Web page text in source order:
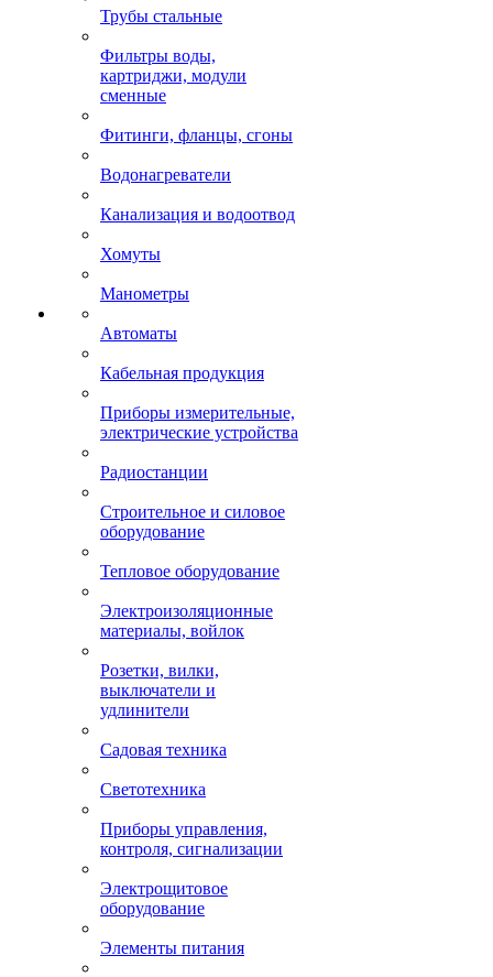
Трубы стальные
Фильтры воды,
картриджи, модули
сменные
Фитинги, фланцы, сгоны
Водонагреватели
Канализация и водоотвод
Хомуты
Манометры
Автоматы
Кабельная продукция
Приборы измерительные,
электрические устройства
Радиостанции
Строительное и силовое
оборудование
Тепловое оборудование
Электроизоляционные
материалы, войлок
Розетки, вилки,
выключатели и
удлинители
Садовая техника
Светотехника
Приборы управления,
контроля, сигнализации
Электрощитовое
оборудование
Элементы питания